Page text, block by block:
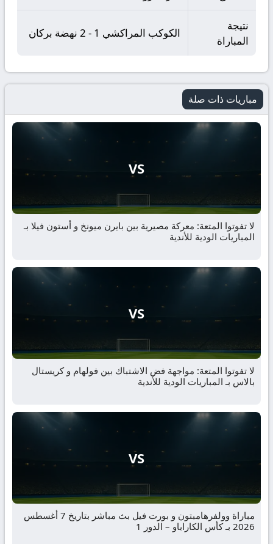
نتيجة
المباراة
الكوكب المراكشي 1 - 2 نهضة بركان
مباريات ذات صلة
VS
لا تفوتوا المتعة: معركة مصيرية بين بايرن ميونخ و أستون فيلا بـ
المباريات الودية للأندية
VS
لا تفوتوا المتعة: مواجهة فض الاشتباك بين فولهام و كريستال
بالاس بـ المباريات الودية للأندية
VS
مباراة وولفرهامبتون و بورت فيل بث مباشر بتاريخ 7 أغسطس
2026 بـ كأس الكاراباو – الدور 1